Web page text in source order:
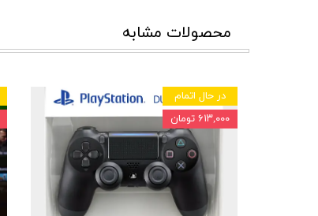
محصولات مشابه
در حال اتمام
۶۱۳,۰۰۰ تومان